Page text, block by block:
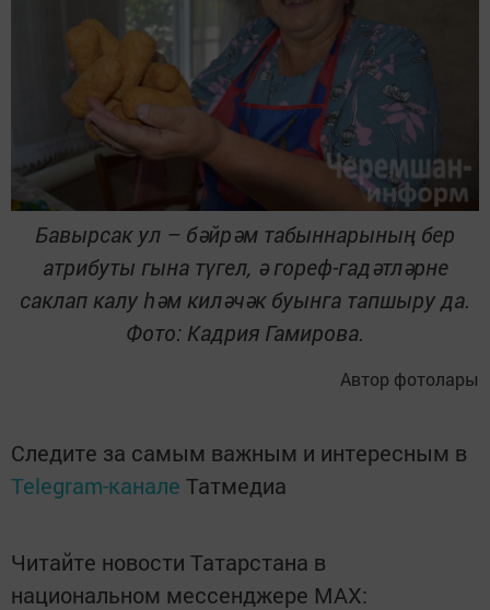
Бавырсак ул – бәйрәм табыннарының бер
атрибуты гына түгел, ә гореф-гадәтләрне
саклап калу һәм киләчәк буынга тапшыру да.
Фото: Кадрия Гамирова.
Автор фотолары
Следите за самым важным и интересным в
Telegram-канале Татмедиа
Читайте новости Татарстана в
национальном мессенджере MАХ: